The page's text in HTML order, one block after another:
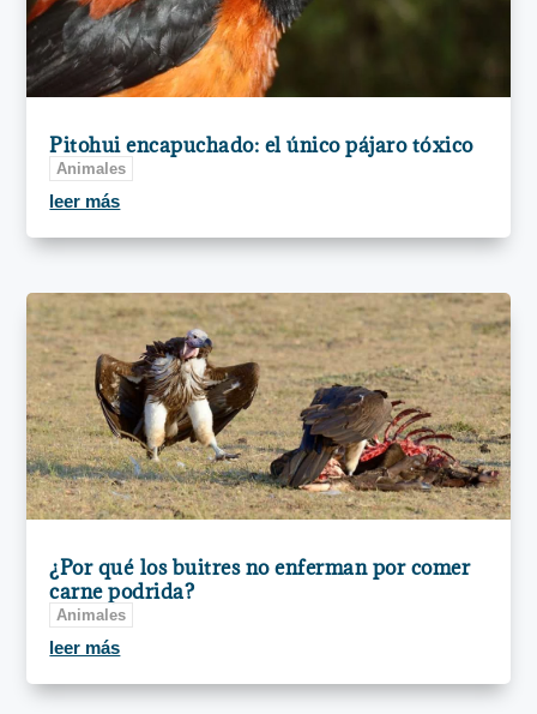
Pitohui encapuchado: el único pájaro tóxico
Animales
leer más
¿Por qué los buitres no enferman por comer
carne podrida?
Animales
leer más